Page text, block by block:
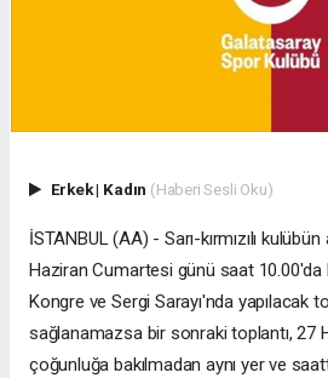
Erkek| Kadın (Haberi Sesli Oku)
İSTANBUL (AA) - Sarı-kırmızılı
Haziran Cumartesi günü saat 10.00'da
Kongre ve Sergi Sarayı'nda yapılacak
sağlanamazsa bir sonraki toplantı, 27
çoğunluğa bakılmadan aynı yer ve